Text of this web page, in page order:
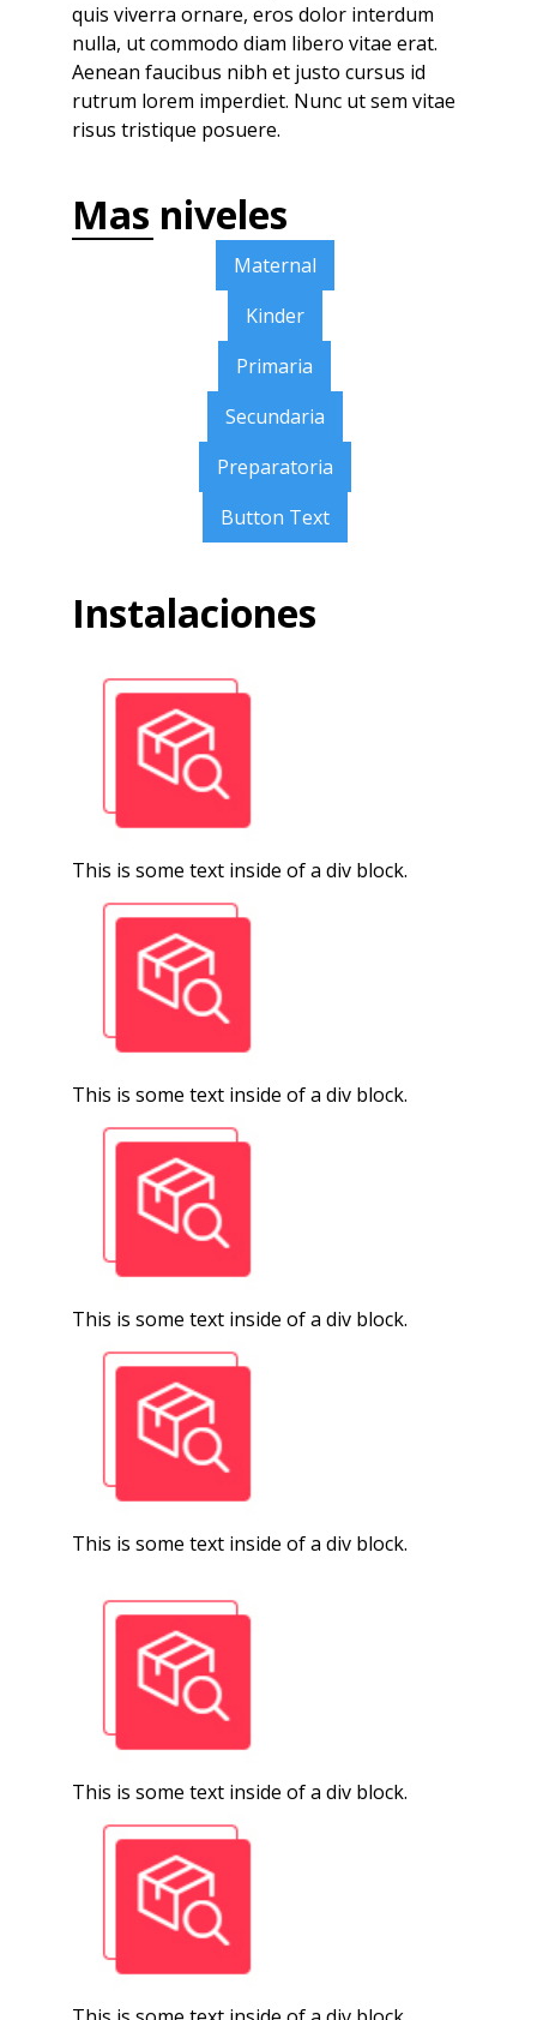
quis viverra ornare, eros dolor interdum
nulla, ut commodo diam libero vitae erat.
Aenean faucibus nibh et justo cursus id
rutrum lorem imperdiet. Nunc ut sem vitae
risus tristique posuere.
Mas niveles
Maternal
Kinder
Primaria
Secundaria
Preparatoria
Button Text
Instalaciones
This is some text inside of a div block.
This is some text inside of a div block.
This is some text inside of a div block.
This is some text inside of a div block.
This is some text inside of a div block.